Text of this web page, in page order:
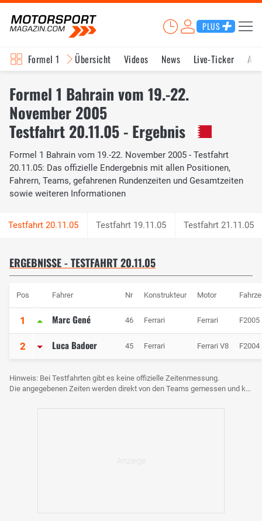
PLUS
Formel 1 Übersicht Videos News Live-Ticker
Formel 1 Bahrain vom 19.-22.
November 2005
Testfahrt 20.11.05 - Ergebnis
Formel 1 Bahrain vom 19.-22. November 2005 - Testfahrt
20.11.05: Das offizielle Endergebnis mit allen Positionen,
Fahrern, Teams, gefahrenen Rundenzeiten und Gesamtzeiten
sowie weiteren Informationen
Testfahrt 19.11.05 Testfahrt 21.11.05
ERGEBNISSE - TESTFAHRT 20.11.05
Pos Fahrer Nr Konstrukteur Motor
1 Marc Gené 46 Ferrari Ferrari F2005
2 Luca Badoer 45 Ferrari Ferrari V8 F2004
Hinweis: Bei Testfahrten gibt es keine offizielle Zeitenmessung.
Die angegebenen Zeiten werden direkt von den Teams gemessen und können voneinander abweichen.